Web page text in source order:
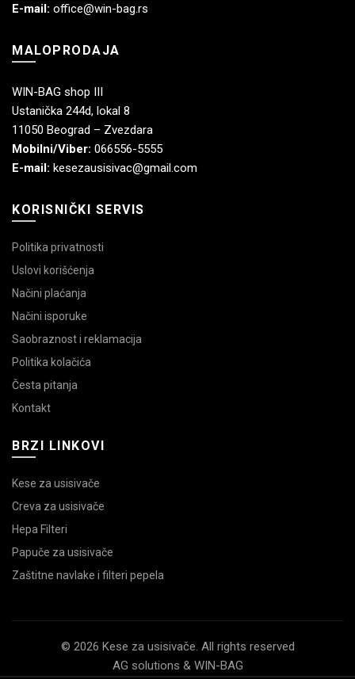
E-mail: office@win-bag.rs
MALOPRODAJA
WIN-BAG shop III
Ustanička 244d, lokal 8
11050 Beograd – Zvezdara
Mobilni/Viber: 066556-5555
E-mail: kesezausisivac@gmail.com
KORISNIČKI SERVIS
Politika privatnosti
Uslovi korišćenja
Načini plaćanja
Načini isporuke
Saobraznost i reklamacija
Politika kolačića
Česta pitanja
Kontakt
BRZI LINKOVI
Kese za usisivače
Creva za usisivače
Hepa Filteri
Papuče za usisivače
Zaštitne navlake i filteri pepela
© 2026 Kese za usisivače. All rights reserved
AG solutions & WIN-BAG